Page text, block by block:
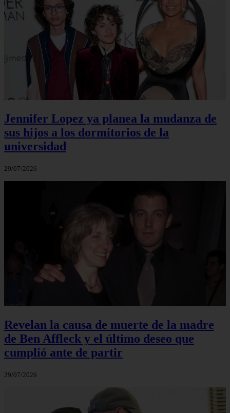
Jennifer Lopez ya planea la mudanza de
sus hijos a los dormitorios de la
universidad
29/07/2026
Revelan la causa de muerte de la madre
de Ben Affleck y el último deseo que
cumplió ante de partir
29/07/2026